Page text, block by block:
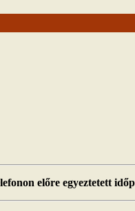
előre egyeztetett